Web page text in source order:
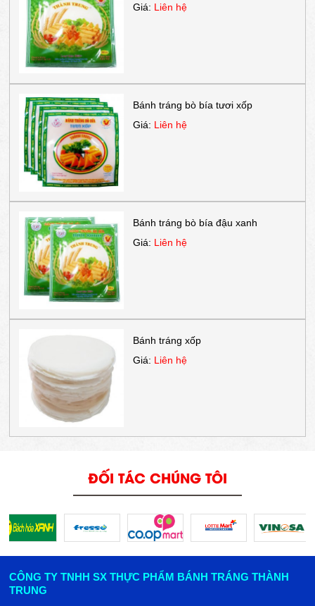
Giá: Liên hệ
Bánh tráng bò bía tươi xốp
Giá: Liên hệ
Bánh tráng bò bía đậu xanh
Giá: Liên hệ
Bánh tráng xốp
Giá: Liên hệ
ĐỐI TÁC CHÚNG TÔI
CÔNG TY TNHH SX THỰC PHẨM BÁNH TRÁNG THÀNH
TRUNG